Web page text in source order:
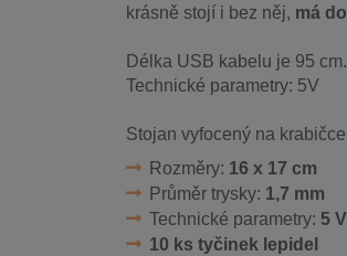
krásně stojí i bez něj, má
Délka USB kabelu je 95 cm.
Technické parametry: 5V
Stojan vyfocený na
Rozměry: 16 x 17 cm
Průměr trysky: 1,7 mm
Technické parametry: 5 V
10 ks tyčinek lepidel